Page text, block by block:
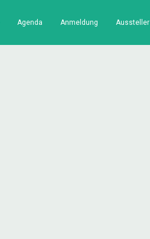
Agenda Anmeldung Aussteller